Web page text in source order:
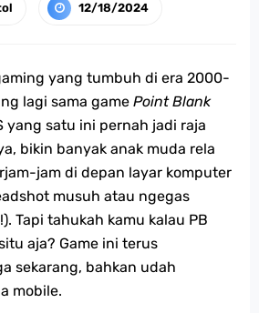
12/18/2024
yang tumbuh di era 2000-
lagi sama game Point Blank
yang satu ini pernah jadi raja
bikin banyak anak muda rela
jam di depan layar komputer
musuh atau ngegas
Tapi tahukah kamu kalau PB
aja? Game ini terus
sekarang, bahkan udah
mobile.